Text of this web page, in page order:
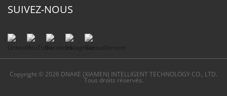
SUIVEZ-NOUS
Copyright © 2026 DNAKE (XIAMEN) INTELLIGENT TECHNOLOGY CO., LTD.
Tous droits réservés.